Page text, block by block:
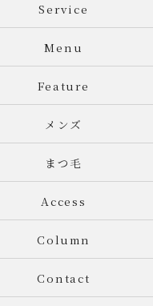
Service
Menu
Feature
メンズ
まつ毛
Access
Column
Contact